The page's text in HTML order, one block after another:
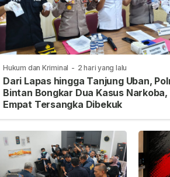
Hukum dan Kriminal - 2 hari yang lalu
Dari Lapas hingga Tanjung Uban,
Bintan Bongkar Dua Kasus Narkoba,
Empat Tersangka Dibekuk